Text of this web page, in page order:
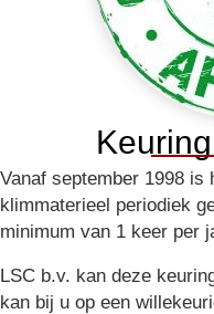
Vanaf september 1998 is
klimmaterieel periodiek
minimum van 1 keer per
LSC b.v. kan deze
kan bij u op een